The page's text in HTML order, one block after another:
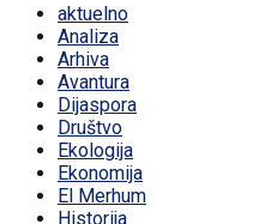
aktuelno
Analiza
Arhiva
Avantura
Dijaspora
Društvo
Ekologija
Ekonomija
El Merhum
Historija